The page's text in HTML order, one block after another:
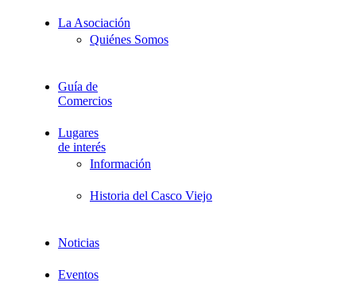
La Asociación
Quiénes Somos
Guía de
Comercios
Lugares
de interés
Información
Historia del Casco Viejo
Noticias
Eventos